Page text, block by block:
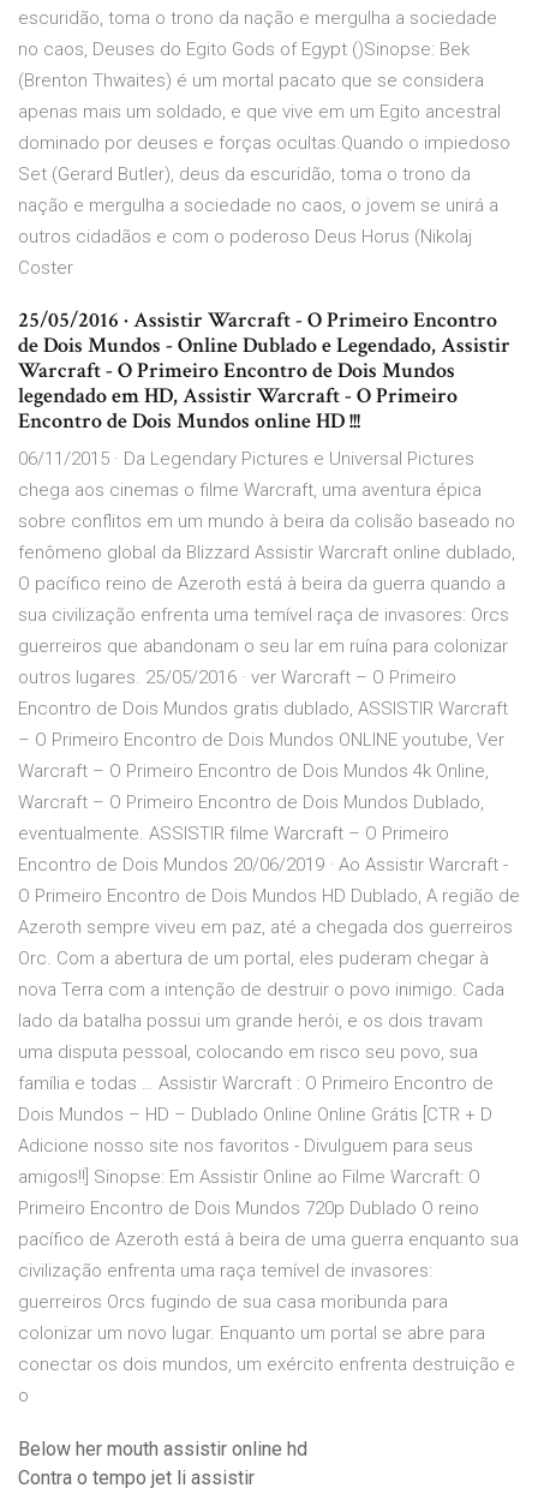
escuridão, toma o trono da nação e mergulha a sociedade
no caos, Deuses do Egito Gods of Egypt ()Sinopse: Bek
(Brenton Thwaites) é um mortal pacato que se considera
apenas mais um soldado, e que vive em um Egito ancestral
dominado por deuses e forças ocultas.Quando o impiedoso
Set (Gerard Butler), deus da escuridão, toma o trono da
nação e mergulha a sociedade no caos, o jovem se unirá a
outros cidadãos e com o poderoso Deus Horus (Nikolaj
Coster
25/05/2016 · Assistir Warcraft - O Primeiro Encontro
de Dois Mundos - Online Dublado e Legendado, Assistir
Warcraft - O Primeiro Encontro de Dois Mundos
legendado em HD, Assistir Warcraft - O Primeiro
Encontro de Dois Mundos online HD !!!
06/11/2015 · Da Legendary Pictures e Universal Pictures
chega aos cinemas o filme Warcraft, uma aventura épica
sobre conflitos em um mundo à beira da colisão baseado no
fenômeno global da Blizzard Assistir Warcraft online dublado,
O pacífico reino de Azeroth está à beira da guerra quando a
sua civilização enfrenta uma temível raça de invasores: Orcs
guerreiros que abandonam o seu lar em ruína para colonizar
outros lugares. 25/05/2016 · ver Warcraft – O Primeiro
Encontro de Dois Mundos gratis dublado, ASSISTIR Warcraft
– O Primeiro Encontro de Dois Mundos ONLINE youtube, Ver
Warcraft – O Primeiro Encontro de Dois Mundos 4k Online,
Warcraft – O Primeiro Encontro de Dois Mundos Dublado,
eventualmente. ASSISTIR filme Warcraft – O Primeiro
Encontro de Dois Mundos 20/06/2019 · Ao Assistir Warcraft -
O Primeiro Encontro de Dois Mundos HD Dublado, A região de
Azeroth sempre viveu em paz, até a chegada dos guerreiros
Orc. Com a abertura de um portal, eles puderam chegar à
nova Terra com a intenção de destruir o povo inimigo. Cada
lado da batalha possui um grande herói, e os dois travam
uma disputa pessoal, colocando em risco seu povo, sua
família e todas … Assistir Warcraft : O Primeiro Encontro de
Dois Mundos – HD – Dublado Online Online Grátis [CTR + D
Adicione nosso site nos favoritos - Divulguem para seus
amigos!!] Sinopse: Em Assistir Online ao Filme Warcraft: O
Primeiro Encontro de Dois Mundos 720p Dublado O reino
pacífico de Azeroth está à beira de uma guerra enquanto sua
civilização enfrenta uma raça temível de invasores:
guerreiros Orcs fugindo de sua casa moribunda para
colonizar um novo lugar. Enquanto um portal se abre para
conectar os dois mundos, um exército enfrenta destruição e
o
Below her mouth assistir online hd
Contra o tempo jet li assistir